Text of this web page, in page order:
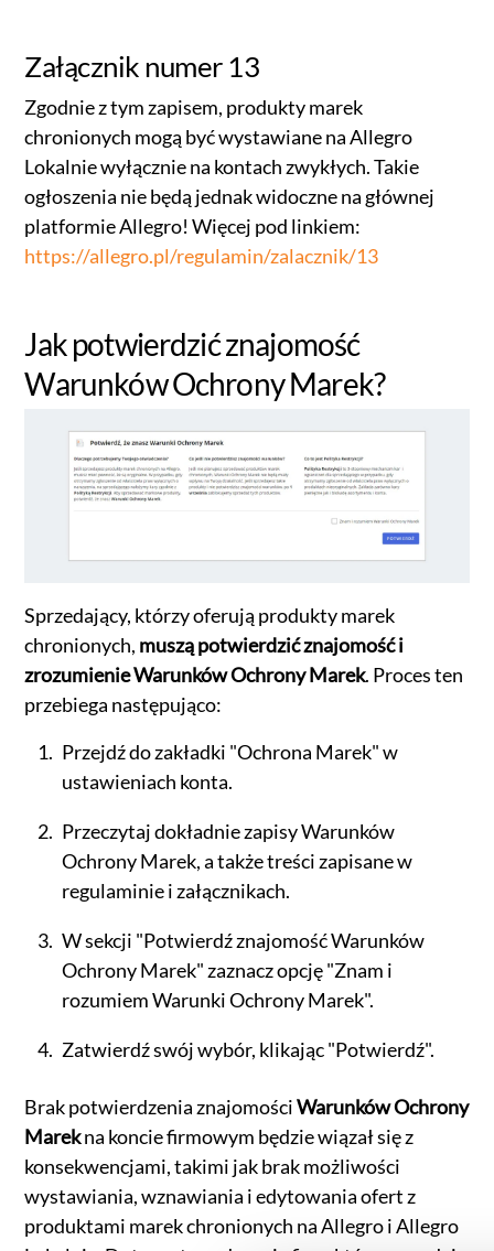
Załącznik numer 13
Zgodnie z tym zapisem, produkty marek
chronionych mogą być wystawiane na Allegro
Lokalnie wyłącznie na kontach zwykłych. Takie
ogłoszenia nie będą jednak widoczne na głównej
platformie Allegro! Więcej pod linkiem:
https://allegro.pl/regulamin/zalacznik/13
Jak potwierdzić znajomość
Warunków Ochrony Marek?
Sprzedający, którzy oferują produkty marek
chronionych, muszą potwierdzić znajomość i
zrozumienie Warunków Ochrony Marek. Proces ten
przebiega następująco:
Przejdź do zakładki "Ochrona Marek" w
ustawieniach konta.
Przeczytaj dokładnie zapisy Warunków
Ochrony Marek, a także treści zapisane w
regulaminie i załącznikach.
W sekcji "Potwierdź znajomość Warunków
Ochrony Marek" zaznacz opcję "Znam i
rozumiem Warunki Ochrony Marek".
Zatwierdź swój wybór, klikając "Potwierdź".
Brak potwierdzenia znajomościWarunków Ochrony
Marekna koncie firmowym będzie wiązał się z
konsekwencjami, takimi jak brak możliwości
wystawiania, wznawiania i edytowania ofert z
produktami marek chronionych na Allegro i Allegro